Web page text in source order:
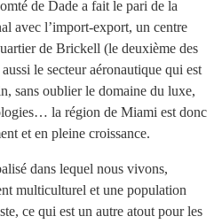
de Dade a fait le pari de la
avec l’import-export, un centre
de Brickell (le deuxième des
le secteur aéronautique qui est
sans oublier le domaine du luxe,
la région de Miami est donc
et en pleine croissance.
dans lequel nous vivons,
multiculturel et une population
ce qui est un autre atout pour les